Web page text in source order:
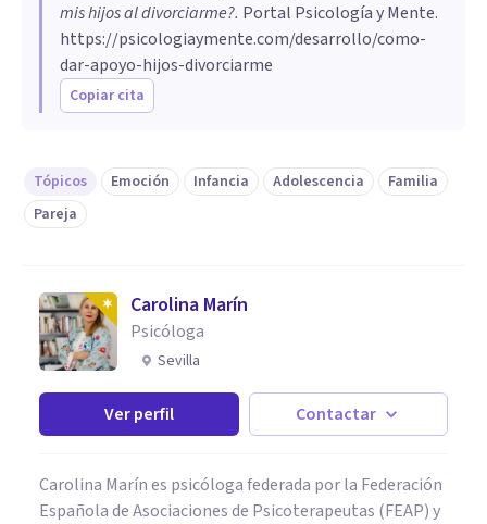
mis hijos al divorciarme?. Portal Psicología y Mente.
https://psicologiaymente.com/desarrollo/como-
dar-apoyo-hijos-divorciarme
Copiar cita
Tópicos Emoción Infancia Adolescencia
Familia
Pareja
Carolina Marín
Psicóloga
Sevilla
Ver perfil Contactar
Carolina Marín es psicóloga federada por la Federación
Española de Asociaciones de Psicoterapeutas (FEAP) y